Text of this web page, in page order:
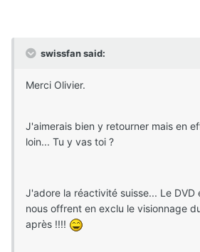
swissfan said:
Merci Olivier.
J'aimerais bien y retourner mais en
loin... Tu y vas toi ?
J'adore la réactivité suisse... Le DVD
nous offrent en exclu le visionnage
après !!!!